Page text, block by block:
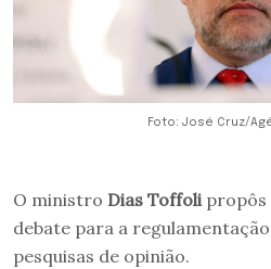
Foto: José Cruz/
O ministro Dias Toffolipropôs
debate para a
pesquisas de opinião.